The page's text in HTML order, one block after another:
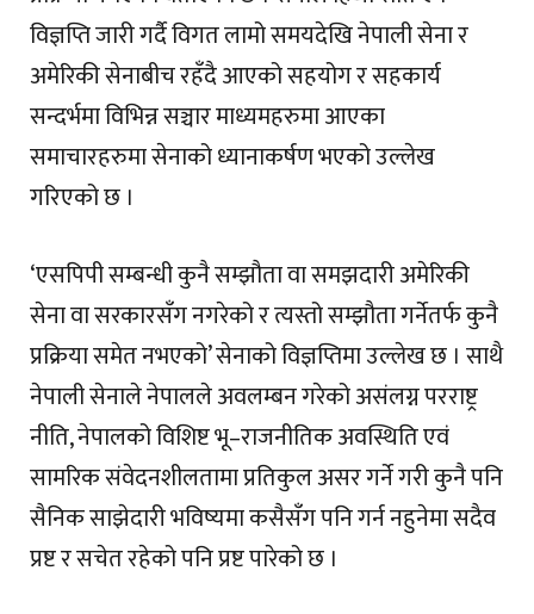
विज्ञप्ति जारी गर्दै विगत लामो समयदेखि नेपाली सेना र
अमेरिकी सेनाबीच रहँदै आएको सहयोग र सहकार्य
सन्दर्भमा विभिन्न सञ्चार माध्यमहरुमा आएका
समाचारहरुमा सेनाको ध्यानाकर्षण भएको उल्लेख
गरिएको छ ।
‘एसपिपी सम्बन्धी कुनै सम्झौता वा समझदारी अमेरिकी
सेना वा सरकारसँग नगरेको र त्यस्तो सम्झौता गर्नेतर्फ कुनै
प्रक्रिया समेत नभएको’ सेनाको विज्ञप्तिमा उल्लेख छ । साथै
नेपाली सेनाले नेपालले अवलम्बन गरेको असंलग्न परराष्ट्र
नीति, नेपालको विशिष्ट भू–राजनीतिक अवस्थिति एवं
सामरिक संवेदनशीलतामा प्रतिकुल असर गर्ने गरी कुनै पनि
सैनिक साझेदारी भविष्यमा कसैसँग पनि गर्न नहुनेमा सदैव
प्रष्ट र सचेत रहेको पनि प्रष्ट पारेको छ ।